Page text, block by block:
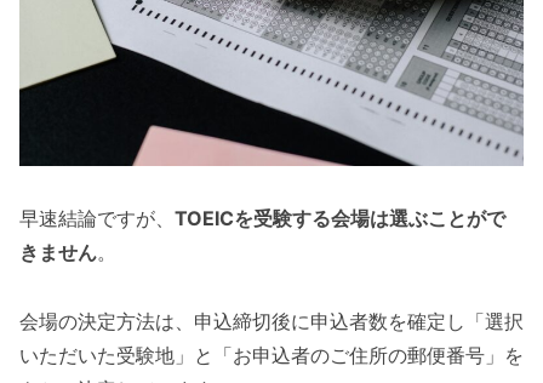
早速結論ですが、 TOEICを受験する会場は選ぶことがで
きません。
会場の決定方法は、申込締切後に申込者数を確定し「選択
いただいた受験地」と「お申込者のご住所の郵便番号」を